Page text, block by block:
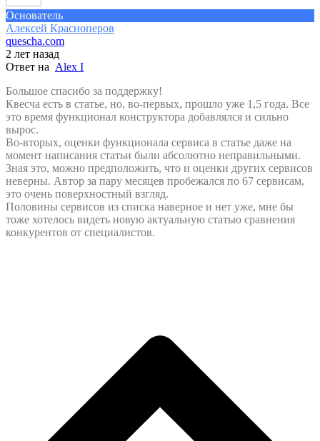
Основатель
Алексей Красноперов
quescha.com
2 лет назад
Ответ на Alex I
Большое спасибо за поддержку!
Квесча есть в статье, но, во-первых, прошло уже 1,5 года. Все
это время функционал конструктора добавлялся и сильно
вырос.
Во-вторых, оценки функционала сервиса в статье даже на
момент написания статьи были абсолютно неправильными.
Зная это, можно предположить, что и оценки других сервисов
неверны. Автор за пару месяцев пробежался по 67 сервисам,
это очень поверхностный взгляд.
Половины сервисов из списка наверное и нет уже, мне бы
тоже хотелось видеть новую актуальную статью сравнения
конкурентов от специалистов.